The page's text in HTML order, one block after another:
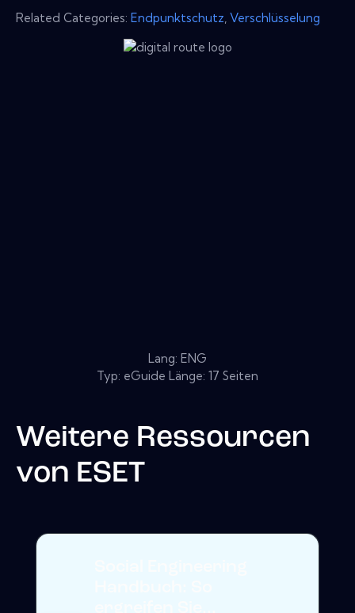
Related Categories: Endpunktschutz Verschlüsselung
Lang: ENG
Typ: eGuide Länge: 17 Seiten
Weitere Ressourcen
von ESET